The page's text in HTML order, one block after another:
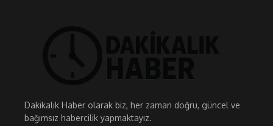
Dakikalık Haber olarak biz, her zaman doğru, güncel ve
bağımsız habercilik yapmaktayız.